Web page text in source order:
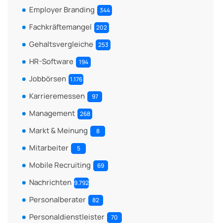
Employer Branding 344
Fachkräftemangel 202
Gehaltsvergleiche 253
HR-Software 194
Jobbörsen 1.176
Karrieremessen 97
Management 268
Markt & Meinung 8
Mitarbeiter 5
Mobile Recruiting 69
Nachrichten 9.792
Personalberater 82
Personaldienstleister 70